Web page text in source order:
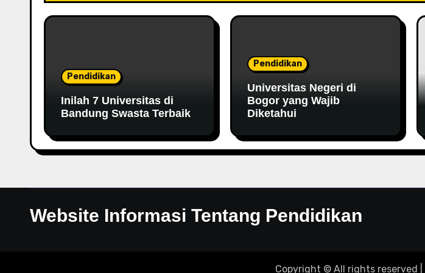
Pendidikan
Inilah 7 Universitas di
Bandung Swasta Terbaik
Pendidikan
Universitas Negeri di
Bogor yang Wajib
Diketahui
Website Informasi Tentang Pendidikan
Copyright © All rights reserved